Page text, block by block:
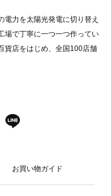
電力を太陽光発電に切り替え
場で丁寧に一つ一つ作ってい
貨店をはじめ、全国100店舗
お買い物ガイド